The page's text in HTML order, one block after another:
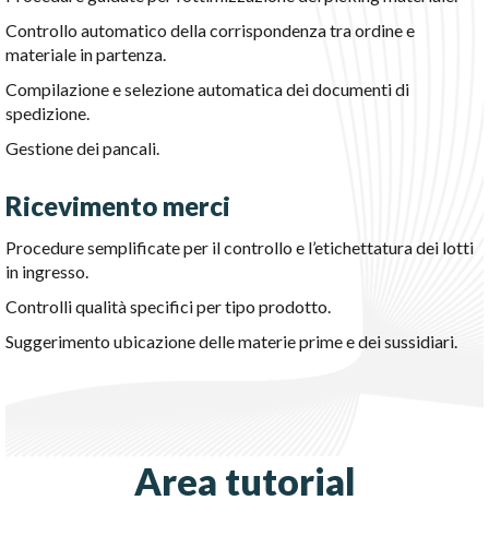
Controllo automatico della corrispondenza tra ordine e
materiale in partenza.
Compilazione e selezione automatica dei documenti di
spedizione.
Gestione dei pancali.
Ricevimento merci
Procedure semplificate per il controllo e l’etichettatura dei lotti
in ingresso.
Controlli qualità specifici per tipo prodotto.
Suggerimento ubicazione delle materie prime e dei sussidiari.
Area tutorial